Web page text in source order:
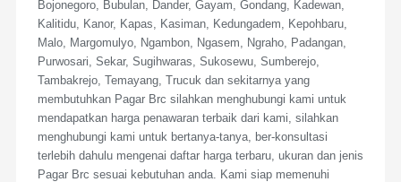
Bojonegoro, Bubulan, Dander, Gayam, Gondang, Kadewan,
Kalitidu, Kanor, Kapas, Kasiman, Kedungadem, Kepohbaru,
Malo, Margomulyo, Ngambon, Ngasem, Ngraho, Padangan,
Purwosari, Sekar, Sugihwaras, Sukosewu, Sumberejo,
Tambakrejo, Temayang, Trucuk dan sekitarnya yang
membutuhkan Pagar Brc silahkan menghubungi kami untuk
mendapatkan harga penawaran terbaik dari kami, silahkan
menghubungi kami untuk bertanya-tanya, ber-konsultasi
terlebih dahulu mengenai daftar harga terbaru, ukuran dan jenis
Pagar Brc sesuai kebutuhan anda. Kami siap memenuhi